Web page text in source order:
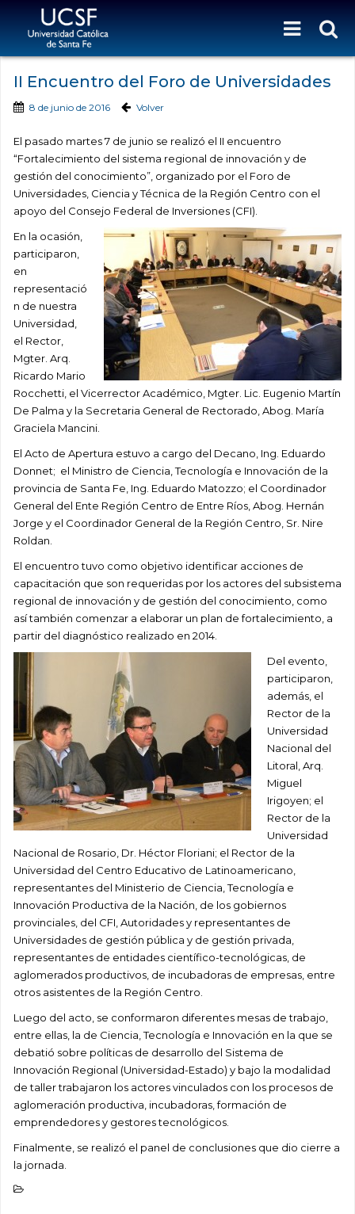
II Encuentro del Foro de Universidades
8 de junio de 2016 Volver
El pasado martes 7 de junio se realizó el II encuentro
“Fortalecimiento del sistema regional de innovación y de
gestión del conocimiento”, organizado por el Foro de
Universidades, Ciencia y Técnica de la Región Centro con el
apoyo del Consejo Federal de Inversiones (CFI).
En la ocasión,
participaron,
en
representació
n de nuestra
Universidad,
el Rector,
Mgter. Arq.
Ricardo Mario
Rocchetti, el Vicerrector Académico, Mgter. Lic. Eugenio Martín
De Palma y la Secretaria General de Rectorado, Abog. María
Graciela Mancini.
El Acto de Apertura estuvo a cargo del Decano, Ing. Eduardo
Donnet; el Ministro de Ciencia, Tecnología e Innovación de la
provincia de Santa Fe, Ing. Eduardo Matozzo; el Coordinador
General del Ente Región Centro de Entre Ríos, Abog. Hernán
Jorge y el Coordinador General de la Región Centro, Sr. Nire
Roldan.
El encuentro tuvo como objetivo identificar acciones de
capacitación que son requeridas por los actores del subsistema
regional de innovación y de gestión del conocimiento, como
así también comenzar a elaborar un plan de fortalecimiento, a
partir del diagnóstico realizado en 2014.
Del evento,
participaron,
además, el
Rector de la
Universidad
Nacional del
Litoral, Arq.
Miguel
Irigoyen; el
Rector de la
Universidad
Nacional de Rosario, Dr. Héctor Floriani; el Rector de la
Universidad del Centro Educativo de Latinoamericano,
representantes del Ministerio de Ciencia, Tecnología e
Innovación Productiva de la Nación, de los gobiernos
provinciales, del CFI, Autoridades y representantes de
Universidades de gestión pública y de gestión privada,
representantes de entidades científico-tecnológicas, de
aglomerados productivos, de incubadoras de empresas, entre
otros asistentes de la Región Centro.
Luego del acto, se conformaron diferentes mesas de trabajo,
entre ellas, la de Ciencia, Tecnología e Innovación en la que se
debatió sobre políticas de desarrollo del Sistema de
Innovación Regional (Universidad-Estado) y bajo la modalidad
de taller trabajaron los actores vinculados con los procesos de
aglomeración productiva, incubadoras, formación de
emprendedores y gestores tecnológicos.
Finalmente, se realizó el panel de conclusiones que dio cierre a
la jornada.